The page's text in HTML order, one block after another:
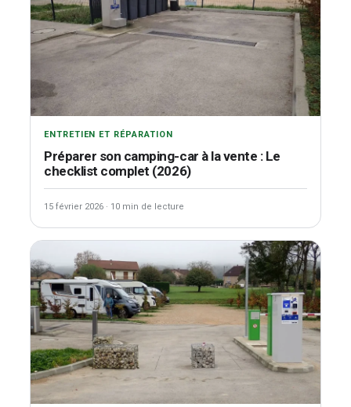
ENTRETIEN ET RÉPARATION
Préparer son camping-car à la vente : Le
checklist complet (2026)
15 février 2026 · 10 min de lecture